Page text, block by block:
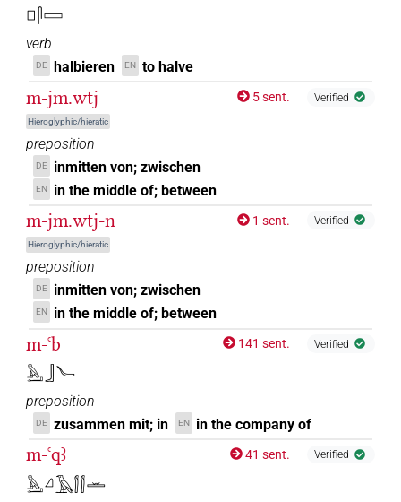
𓊪𓋴𓈙
verb
DE halbieren EN to halve
m-jm.wtj
Hieroglyphic/hieratic
5 sent. Verified
preposition
DE inmitten von; zwischen
EN in the middle of; between
m-jm.wtj-n
Hieroglyphic/hieratic
1 sent. Verified
preposition
DE inmitten von; zwischen
EN in the middle of; between
m-ꜥb
𓅓𓂝𓃀𓄏
141 sent. Verified
preposition
DE zusammen mit; in EN in the company of
m-ꜥqꜣ
𓅓𓂝𓈎𓄿𓂭𓂭𓏛
41 sent. Verified